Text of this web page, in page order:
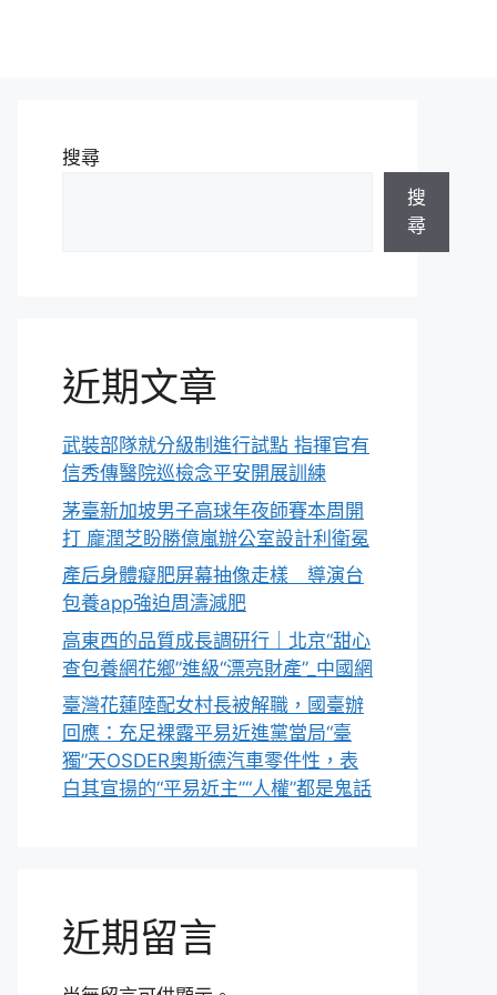
搜尋
搜
尋
近期文章
武裝部隊就分級制進行試點 指揮官有
信秀傳醫院巡檢念平安開展訓練
茅臺新加坡男子高球年夜師賽本周開
打 龐潤芝盼勝億嵐辦公室設計利衛冕
產后身體癡肥屏幕抽像走樣 導演台
包養app強迫周濤減肥
高東西的品質成長調研行｜北京“甜心
查包養網花鄉”進級“漂亮財產”_中國網
臺灣花蓮陸配女村長被解職，國臺辦
回應：充足裸露平易近進黨當局“臺
獨”天OSDER奧斯德汽車零件性，表
白其宣揚的“平易近主”“人權”都是鬼話
近期留言